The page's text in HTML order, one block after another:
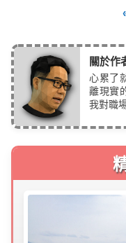
關於作
心累了
離現實
我對職